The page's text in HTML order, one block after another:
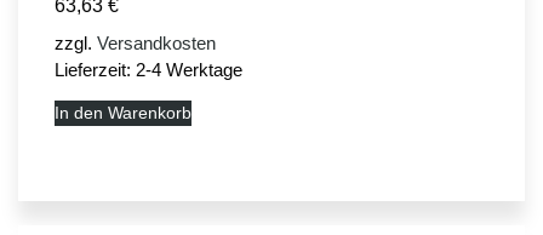
63,63 €
zzgl. Versandkosten
Lieferzeit: 2-4 Werktage
In den Warenkorb